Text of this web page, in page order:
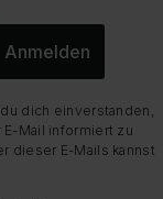
Anmelden
dich einverstanden,
Mail informiert zu
dieser E-Mails kannst